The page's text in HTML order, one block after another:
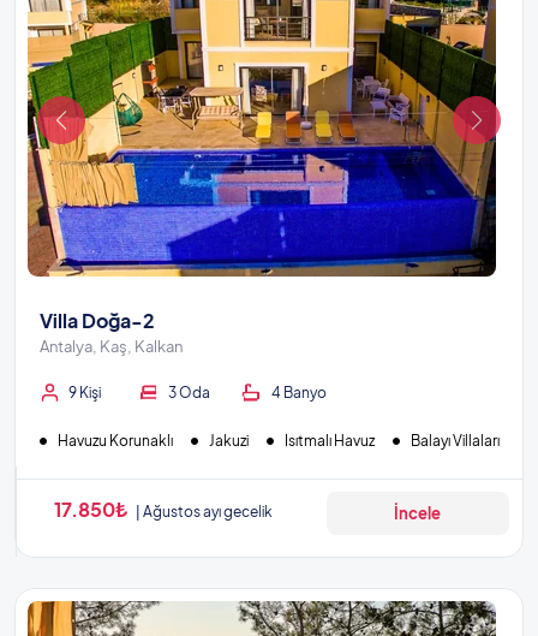
Villa Doğa-2
Antalya, Kaş, Kalkan
9 Kişi 3 Oda 4 Banyo
Havuzu Korunaklı Jakuzi Isıtmalı Havuz Balayı Villaları
17.850₺ Ağustos ayı gecelik İncele